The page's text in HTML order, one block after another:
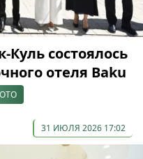
Куль состоялось
отеля Baku
31 ИЮЛЯ 2026 17:02